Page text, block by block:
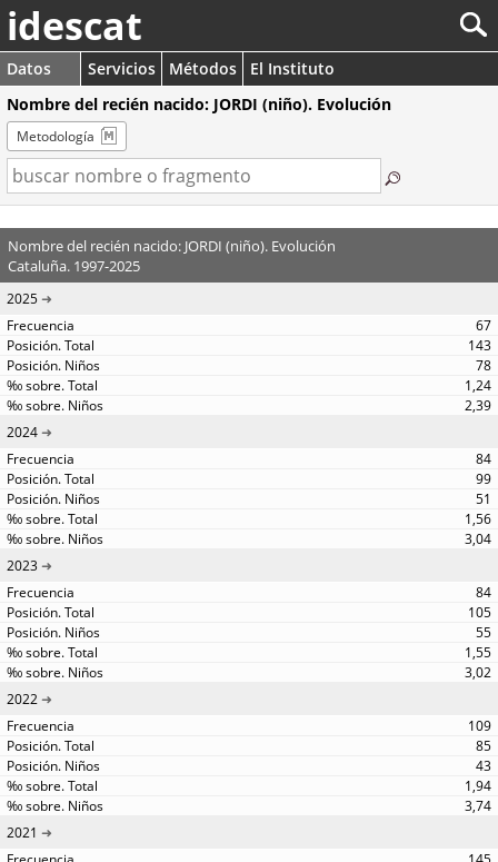
idescat
Datos Servicios Métodos
El Instituto
Nombre del recién nacido: JORDI (niño). Evolución
Metodología
Nombre del recién nacido: JORDI (niño). Evolución
Cataluña. 1997-2025
2025
67
143
78
1,24
2,39
2024
84
99
51
1,56
3,04
2023
84
105
55
1,55
3,02
2022
109
85
43
1,94
3,74
2021